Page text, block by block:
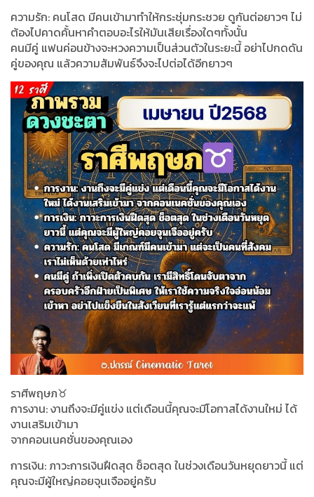
ความรัก: คนโสด มีคนเข้ามาทำให้กระชุ่มกระชวย ดูกันต่อยาวๆ ไม่
ต้องไปคาดคั้นหาคำตอบอะไรให้มันเสียเรื่องใดๆทั้งนั้น
คนมีคู่ แฟนค่อนข้างจะหวงความเป็นส่วนตัวในระยะนี้ อย่าไปกดดัน
คู่ของคุณ แล้วความสัมพันธ์จึงจะไปต่อได้อีกยาวๆ
ราศีพฤษภ♉️
การงาน: งานถึงจะมีคู่แข่ง แต่เดือนนี้คุณจะมีโอกาสได้งานใหม่ ได้
งานเสริมเข้ามา
จากคอนเนคชั่นของคุณเอง
การเงิน: ภาวะการเงินฝืดสุด ช็อตสุด ในช่วงเดือนวันหยุดยาวนี้ แต่
คุณจะมีผู้ใหญ่คอยจุนเจืออยู่ครับ